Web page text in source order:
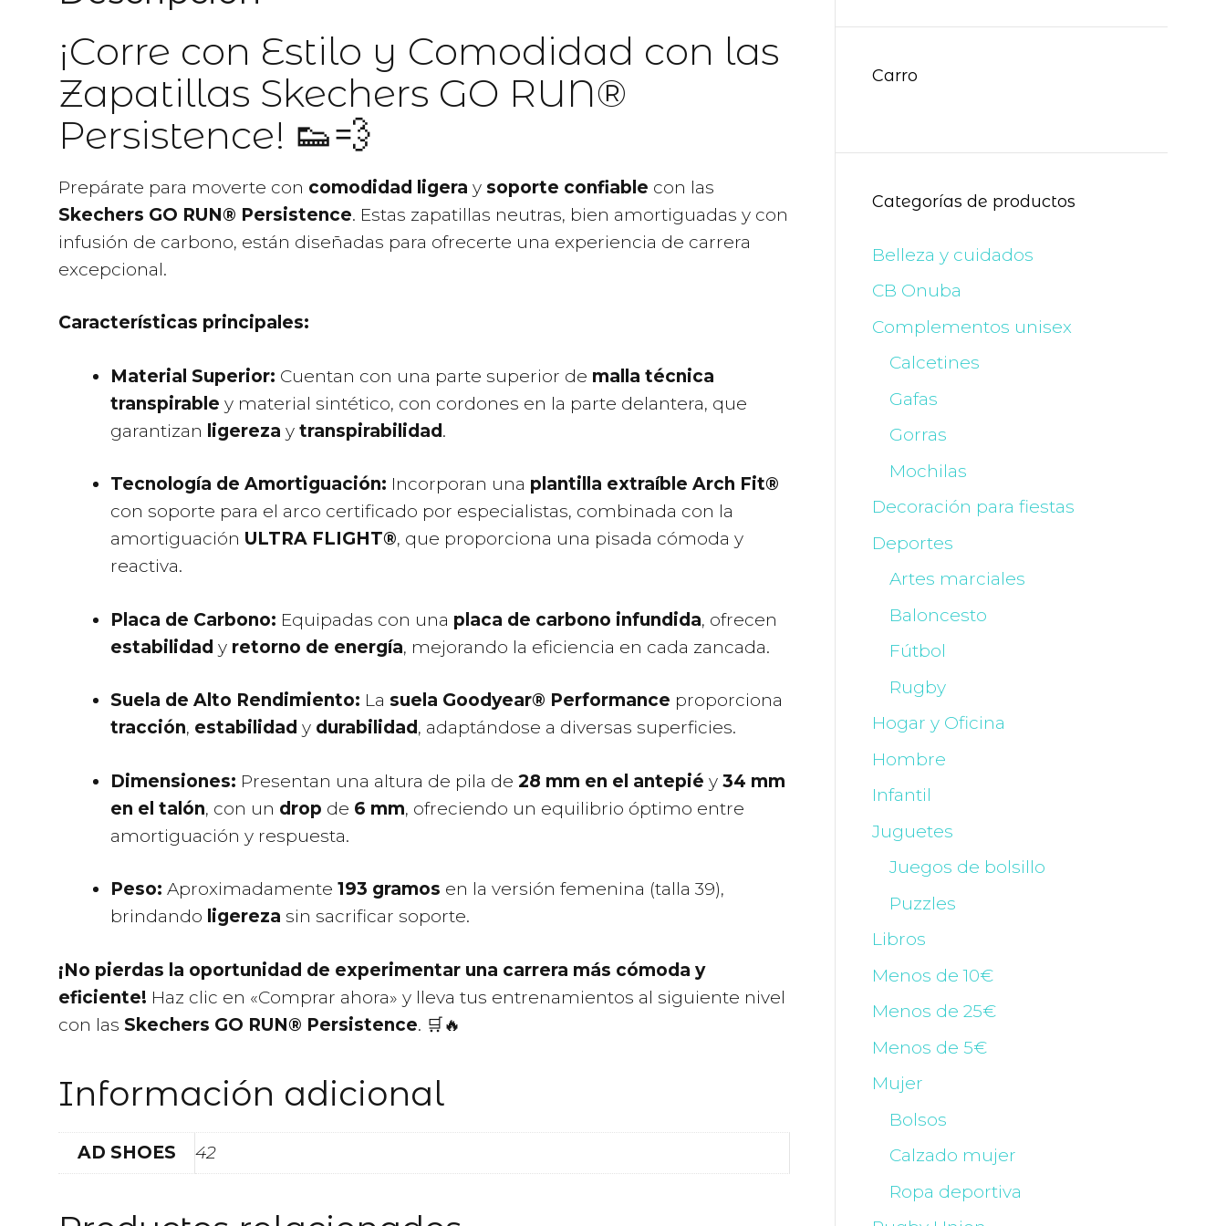
¡Corre con Estilo y Comodidad con las
Zapatillas Skechers GO RUN®
Persistence! 👟💨
Prepárate para moverte con comodidad ligera y soporte confiable con las
Skechers GO RUN® Persistence. Estas zapatillas neutras, bien amortiguadas y con
infusión de carbono, están diseñadas para ofrecerte una experiencia de carrera
excepcional.
Características principales:
Material Superior: Cuentan con una parte superior de malla técnica
transpirable y material sintético, con cordones en la parte delantera, que
garantizan ligereza y transpirabilidad .
Tecnología de Amortiguación: Incorporan una plantilla extraíble Arch Fit®
con soporte para el arco certificado por especialistas, combinada con la
amortiguación ULTRA FLIGHT®, que proporciona una pisada cómoda y
reactiva.
Placa de Carbono: Equipadas con una placa de carbono infundida, ofrecen
estabilidad y retorno de energía, mejorando la eficiencia en cada zancada.
Suela de Alto Rendimiento: La suela Goodyear® Performance proporciona
tracción, estabilidad y durabilidad , adaptándose a diversas superficies.
Dimensiones: Presentan una altura de pila de 28 mm en el antepié y 34 mm
en el talón, con un drop de 6 mm, ofreciendo un equilibrio óptimo entre
amortiguación y respuesta.
Peso: Aproximadamente 193 gramos en la versión femenina (talla 39),
brindando ligereza sin sacrificar soporte.
¡No pierdas la oportunidad de experimentar una carrera más cómoda y
eficiente! Haz clic en «Comprar ahora» y lleva tus entrenamientos al siguiente nivel
con las Skechers GO RUN® Persistence. 🛒🔥
Información adicional
AD SHOES 42
Carro
Categorías de productos
Belleza y cuidados
CB Onuba
Complementos unisex
Calcetines
Gafas
Gorras
Mochilas
Decoración para fiestas
Deportes
Artes marciales
Baloncesto
Fútbol
Rugby
Hogar y Oficina
Hombre
Infantil
Juguetes
Juegos de bolsillo
Puzzles
Libros
Menos de 10€
Menos de 25€
Menos de 5€
Mujer
Bolsos
Calzado mujer
Ropa deportiva